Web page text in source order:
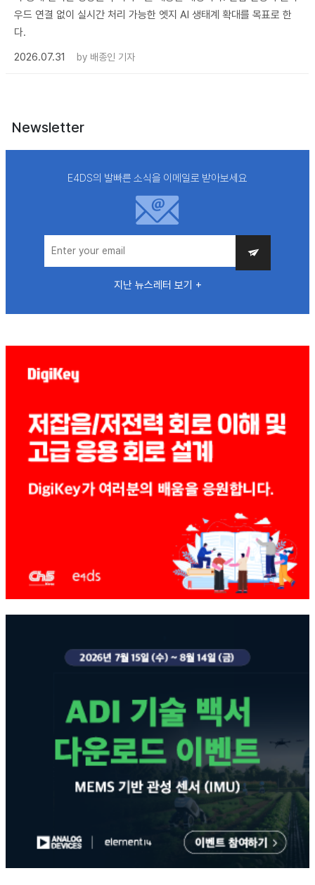
우드 연결 없이 실시간 처리 가능한 엣지 AI 생태계 확대를 목표로 한
다.
2026.07.31
by 배종인 기자
Newsletter
E4DS의 발빠른 소식을 이메일로 받아보세요
지난 뉴스레터 보기 +